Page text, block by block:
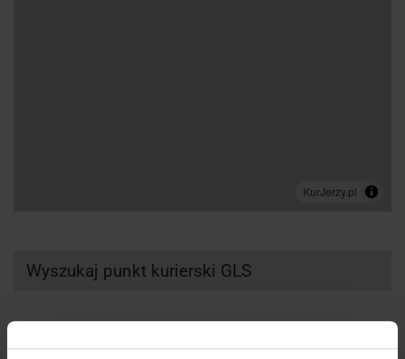
Wyszukaj punkt kurierski GLS